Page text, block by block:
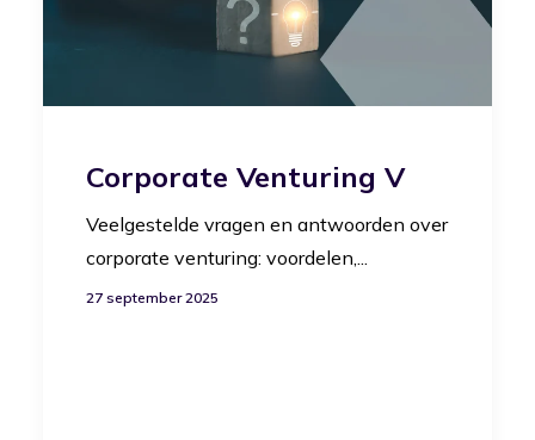
Corporate Venturing V
Veelgestelde vragen en antwoorden over
corporate venturing: voordelen,...
27 september 2025